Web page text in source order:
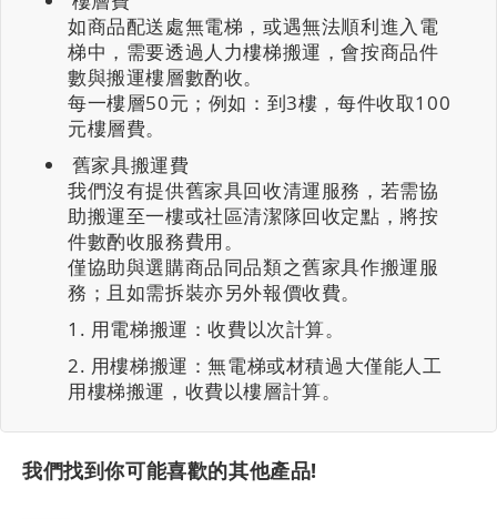
如商品配送處無電梯，或遇無法順利進入電
梯中，需要透過人力樓梯搬運，會按商品件
數與搬運樓層數酌收。
每一樓層50元；例如：到3樓，每件收取100
元樓層費。
舊家具搬運費
我們沒有提供舊家具回收清運服務，若需協
助搬運至一樓或社區清潔隊回收定點，將按
件數酌收服務費用。
僅協助與選購商品同品類之舊家具作搬運服
務；且如需拆裝亦另外報價收費。
用電梯搬運：收費以次計算。
用樓梯搬運：無電梯或材積過大僅能人工
用樓梯搬運，收費以樓層計算。
我們找到你可能喜歡的其他產品!